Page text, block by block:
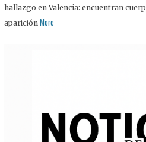
hallazgo en Valencia: encuentran
aparición More